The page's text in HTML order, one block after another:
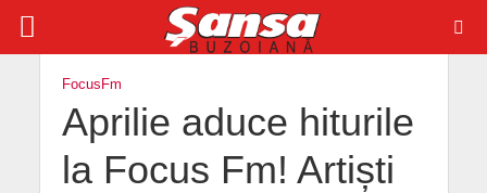
FocusFm
Aprilie aduce hiturile
la Focus Fm! Artiști